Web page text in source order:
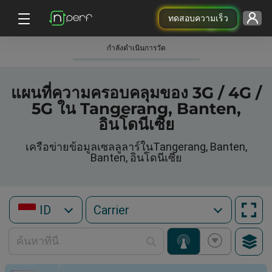
ทดสอบความเร็ว
กําลังดําเนินการวัด
แผนที่ความครอบคลุมของ 3G / 4G /
5G ใน Tangerang, Banten,
อินโดนีเซีย
เครือข่ายข้อมูลเซลลูลาร์ในTangerang, Banten,
Banten, อินโดนีเซีย
ID